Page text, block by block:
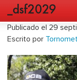
_dsf2029
Publicado el 29
Escrito por